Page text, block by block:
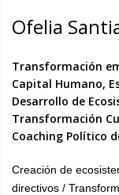
Ofelia
Transformación
Capital Humano,
Desarrollo de
Transformación
Coaching Político
Creación de
directivos /